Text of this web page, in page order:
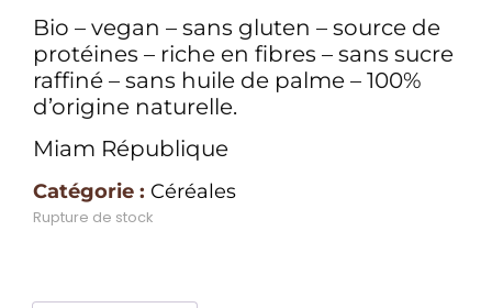
Bio – vegan – sans gluten – source de
protéines – riche en fibres – sans sucre
raffiné – sans huile de palme – 100%
d’origine naturelle.
Miam République
Catégorie : Céréales
Rupture de stock